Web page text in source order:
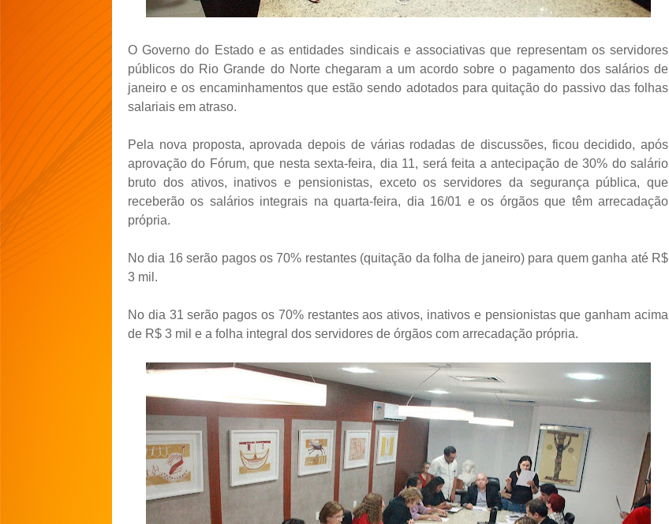
O Governo do Estado e as entidades sindicais e associativas que representam os servidores
públicos do Rio Grande do Norte chegaram a um acordo sobre o pagamento dos salários de
janeiro e os encaminhamentos que estão sendo adotados para quitação do passivo das folhas
salariais em atraso.
Pela nova proposta, aprovada depois de várias rodadas de discussões, ficou decidido, após
aprovação do Fórum, que nesta sexta-feira, dia 11, será feita a antecipação de 30% do salário
bruto dos ativos, inativos e pensionistas, exceto os servidores da segurança pública, que
receberão os salários integrais na quarta-feira, dia 16/01 e os órgãos que têm arrecadação
própria.
No dia 16 serão pagos os 70% restantes (quitação da folha de janeiro) para quem ganha até R$
3 mil.
No dia 31 serão pagos os 70% restantes aos ativos, inativos e pensionistas que ganham acima
de R$ 3 mil e a folha integral dos servidores de órgãos com arrecadação própria.